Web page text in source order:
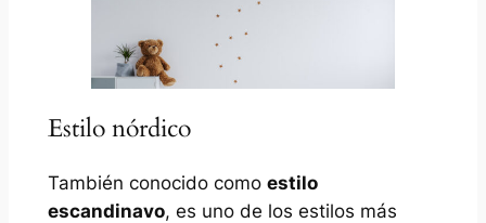
Estilo nórdico
También conocido como estilo
escandinavo, es uno de los estilos más